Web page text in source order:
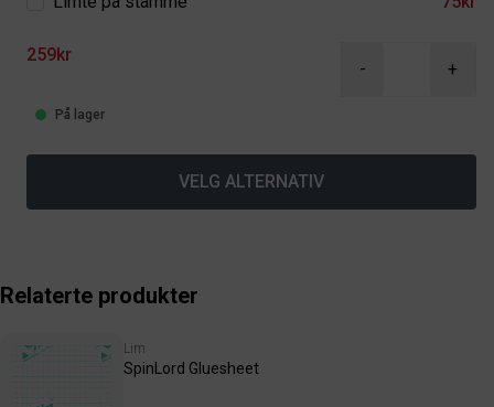
259kr
- +
På lager
VELG ALTERNATIV
Relaterte produkter
Lim
SpinLord Gluesheet